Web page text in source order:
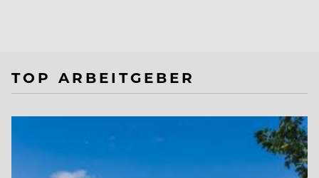
TOP ARBEITGEBER